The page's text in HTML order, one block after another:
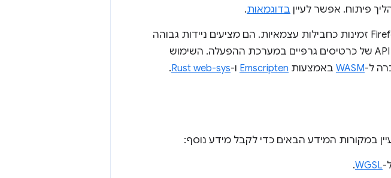
פיתוח. אפשר לעיין בדוגמאות.
ל-Firefox זמינות כחבילות עצמאיות. הם מציעים ניידות גבוהה
ושכבות ארגונומיות שמבצעות הפשטה של ממשקי API של כרטיסים גרפיים במערכת ההפעלה. השימוש
ל-WASM באמצעות Emscripten ו-Rust web-sys
.
WGSL
.